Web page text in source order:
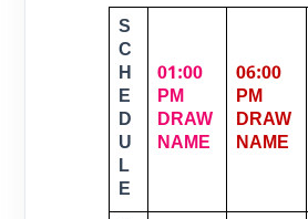
S
C
H
E
D
U
L
E
01:00
PM
DRAW
NAME
06:00
PM
DRAW
NAME